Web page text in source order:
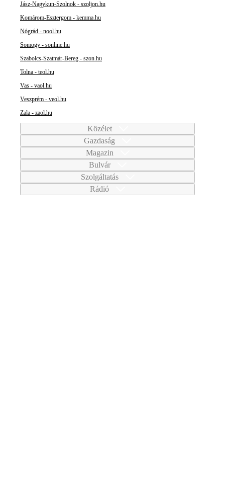
Jász-Nagykun-Szolnok - szoljon.hu
Komárom-Esztergom - kemma.hu
Nógrád - nool.hu
Somogy - sonline.hu
Szabolcs-Szatmár-Bereg - szon.hu
Tolna - teol.hu
Vas - vaol.hu
Veszprém - veol.hu
Zala - zaol.hu
Közélet
Gazdaság
Magazin
Bulvár
Szolgáltatás
Rádió